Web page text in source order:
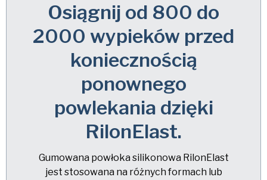
Osiągnij od 800 do
2000 wypieków przed
koniecznością
ponownego
powlekania dzięki
RilonElast.
Gumowana powłoka silikonowa RilonElast
jest stosowana na różnych formach lub